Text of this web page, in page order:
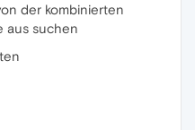
der kombinierten
aus suchen